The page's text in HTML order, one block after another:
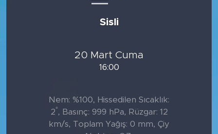
Sisli
20 Mart Cuma
16:00
Nem: %100, Hissedilen Sıcaklık:
2°, Basınç: 999 hPa, Rüzgar: 12
km/s, Toplam Yağış: 0 mm, Çiy